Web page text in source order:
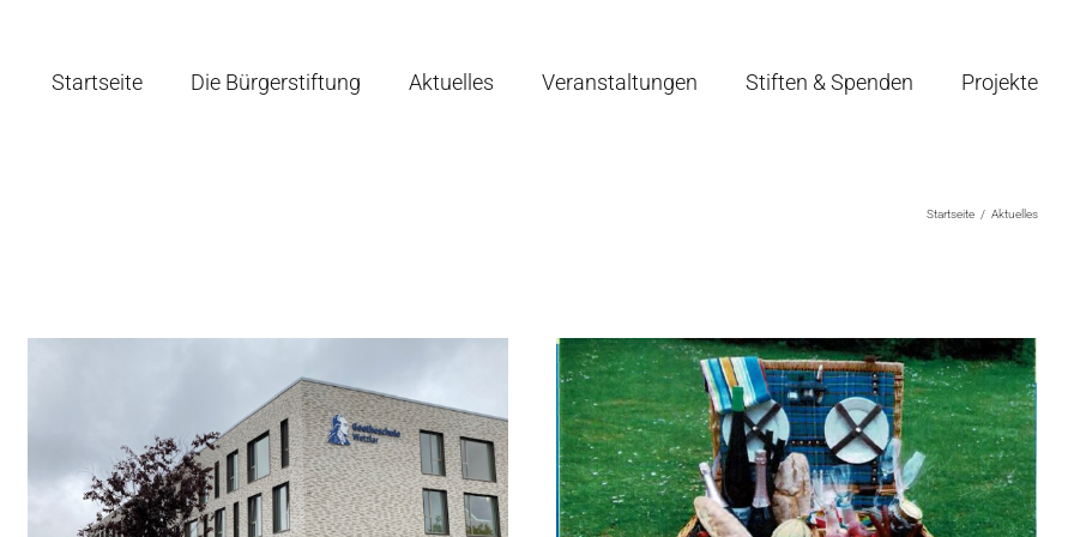
Startseite Die Bürgerstiftung Aktuelles Veranstaltungen Stiften & Spenden Projekte
Startseite Aktuelles
4. Wetzlarer Bürger-Brunch am 03. September
2022
Aktuelles